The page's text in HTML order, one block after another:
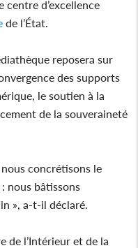
d’excellence
de l’État.
reposera sur
des supports
le soutien à la
de la souveraineté
concrétisons le
nous bâtissons
», a-t-il déclaré.
de l’Intérieur et de la